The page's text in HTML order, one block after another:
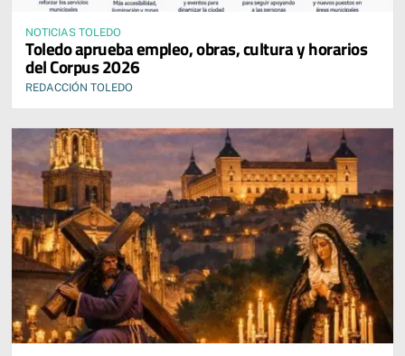
NOTICIAS TOLEDO
Toledo aprueba empleo, obras, cultura y horarios
del Corpus 2026
REDACCIÓN TOLEDO